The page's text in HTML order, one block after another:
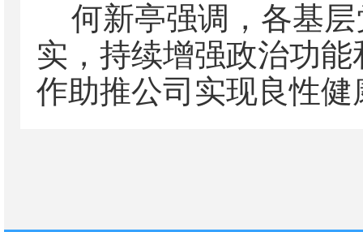
何新亭强调，各基
实，持续增强政治功
作助推公司实现良性健